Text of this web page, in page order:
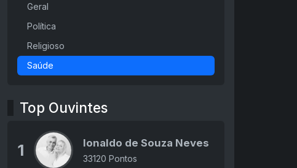
Geral
Política
Religioso
Saúde
Top Ouvintes
1 Ionaldo de Souza Neves
33120 Pontos